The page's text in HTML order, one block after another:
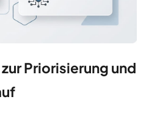
Priorisierung und